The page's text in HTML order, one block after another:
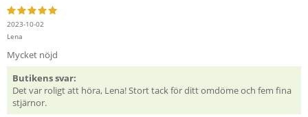
2023-10-02
Lena
Mycket nöjd
Butikens svar:
Det var roligt att höra, Lena! Stort tack för ditt omdöme och fem fina
stjärnor.